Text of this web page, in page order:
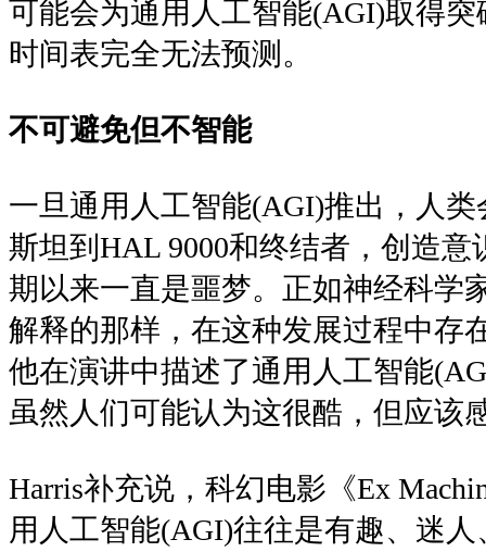
可能会为通用人工智能(AGI)取得
时间表完全无法预测。
不可避免但不智能
一旦通用人工智能(AGI)推出，人
斯坦到HAL 9000和终结者，创造
期以来一直是噩梦。正如神经科学
解释的那样，在这种发展过程中存
他在演讲中描述了通用人工智能
虽然人们可能认为这很酷，但应该
Harris补充说，科幻电影《Ex
用人工智能(AGI)往往是有趣、迷